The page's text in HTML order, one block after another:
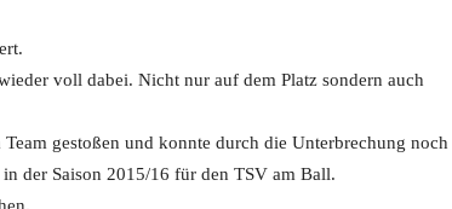
voll dabei. Nicht nur auf dem Platz sondern auch
gestoßen und konnte durch die Unterbrechung noch
der Saison 2015/16 für den TSV am Ball.